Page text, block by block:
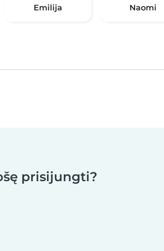
Emilija Naomi
prisijungti?